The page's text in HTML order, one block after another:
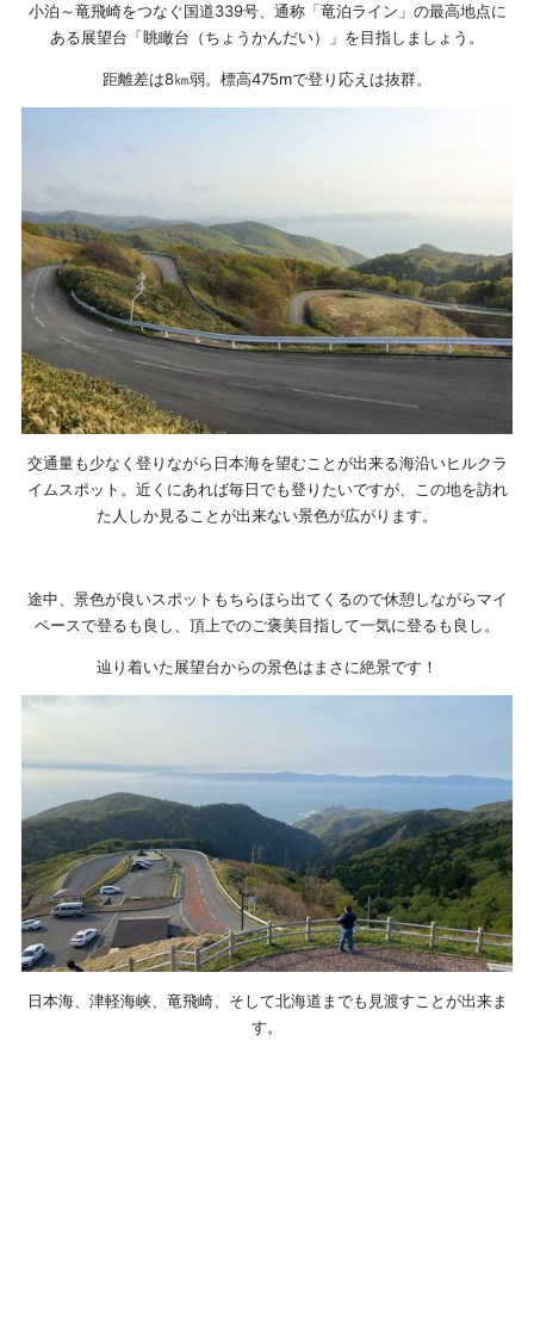
小泊～竜飛崎をつなぐ国道339号、通称「竜泊ライン」の最高地点に
ある展望台「眺瞰台（ちょうかんだい）」を目指しましょう。
距離差は8㎞弱。標高475mで登り応えは抜群。
交通量も少なく登りながら日本海を望むことが出来る海沿いヒルクラ
イムスポット。近くにあれば毎日でも登りたいですが、この地を訪れ
た人しか見ることが出来ない景色が広がります。
途中、景色が良いスポットもちらほら出てくるので休憩しながらマイ
ペースで登るも良し、頂上でのご褒美目指して一気に登るも良し。
辿り着いた展望台からの景色はまさに絶景です！
日本海、津軽海峡、竜飛崎、そして北海道までも見渡すことが出来ま
す。